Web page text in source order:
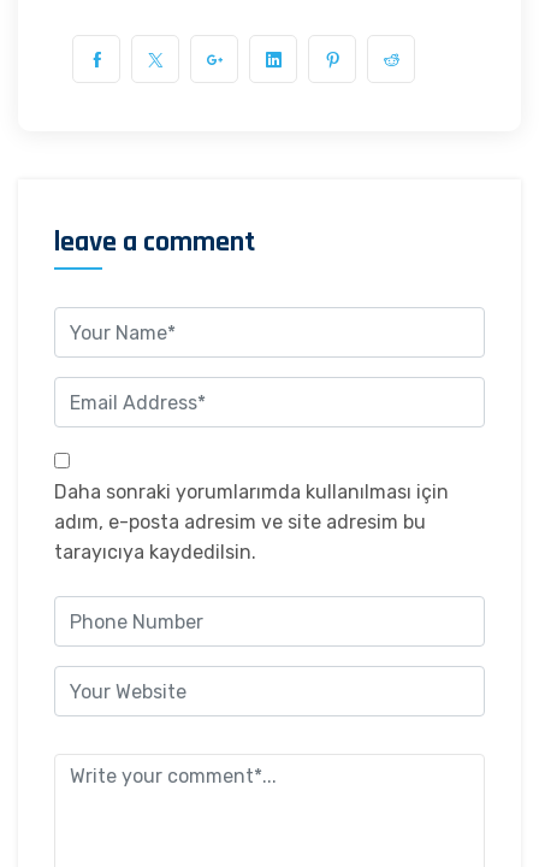
leave a comment
Daha sonraki yorumlarımda kullanılması için
adım, e-posta adresim ve site adresim bu
tarayıcıya kaydedilsin.